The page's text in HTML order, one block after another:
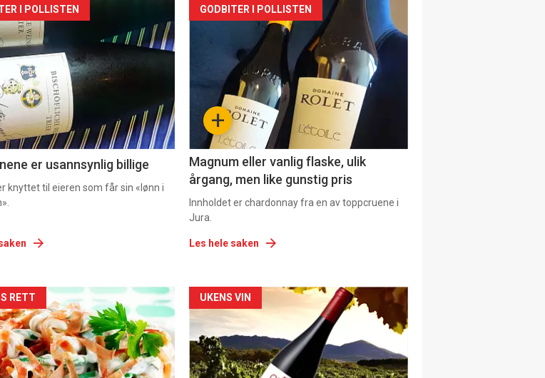
I POLLISTEN
er usannsynlig billige
knyttet til eieren som får sin «lønn i
Forsiden
akkurat
nå
+
GODBITER I POLLISTEN
Magnum eller vanlig flaske, ulik
årgang, men like gunstig pris
Innholdet er chardonnay fra en av toppcruene i
Jura.
Les hele saken
RETT
Forsiden
akkurat
nå
UKENS VIN